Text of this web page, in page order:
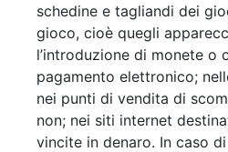
schedine e tagliandi dei
gioco, cioè quegli
l’introduzione di monete o
pagamento elettronico;
nei punti di vendita di
non; nei siti internet
vincite in denaro. In caso